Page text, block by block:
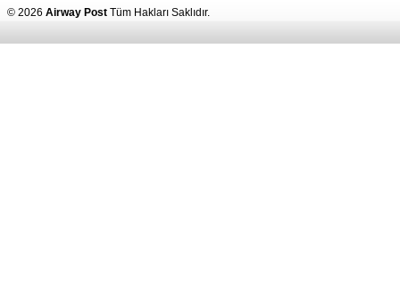
© 2026 Airway Post Tüm Hakları Saklıdır.